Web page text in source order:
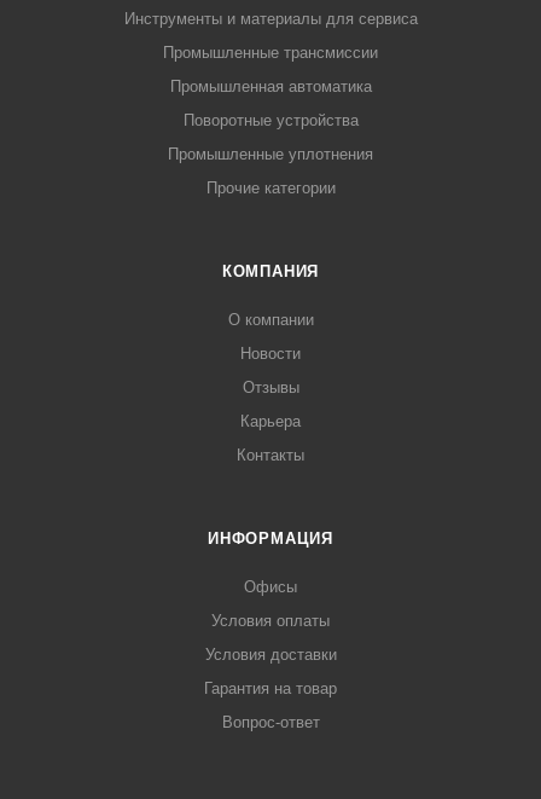
Инструменты и материалы для сервиса
Промышленные трансмиссии
Промышленная автоматика
Поворотные устройства
Промышленные уплотнения
Прочие категории
КОМПАНИЯ
О компании
Новости
Отзывы
Карьера
Контакты
ИНФОРМАЦИЯ
Офисы
Условия оплаты
Условия доставки
Гарантия на товар
Вопрос-ответ